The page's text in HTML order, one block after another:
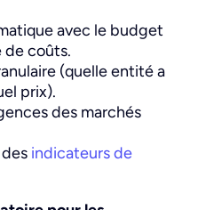
avec le budget
de coûts.
(quelle entité a
prix).
des marchés
indicateurs de